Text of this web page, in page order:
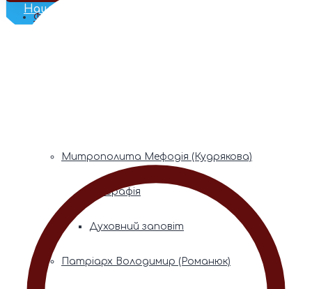
Наш Телеграм
Фонди пам’яті
Митрополита Мефодія (Кудрякова)
Біографія
Духовний заповіт
Патріарх Володимир (Романюк)